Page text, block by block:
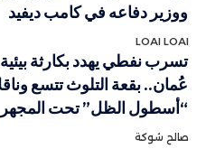
ووزير دفاعه في كامب ديفيد
LOAI LOAI
تسرب نفطي يهدد بكارثة بيئية
عُمان.. بقعة التلوث تتسع
“أسطول الظل” تحت المجهر
صالح شوكة